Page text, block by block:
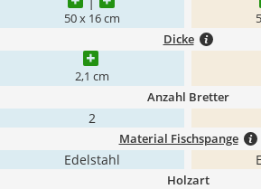
50 x 16 cm
Dicke
2,1 cm
Anzahl Bretter
2
Material Fischspange
Edelstahl
Holzart